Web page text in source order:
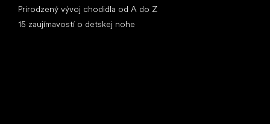
Prirodzený vývoj chodidla od A do Z
15 zaujímavostí o detskej nohe